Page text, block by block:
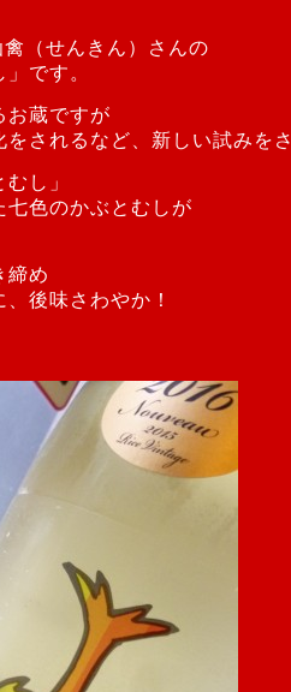
（せんきん）さんの
です。
お蔵ですが
をされるなど、新しい試みを
し」
七色のかぶとむしが
締め
後味さわやか！